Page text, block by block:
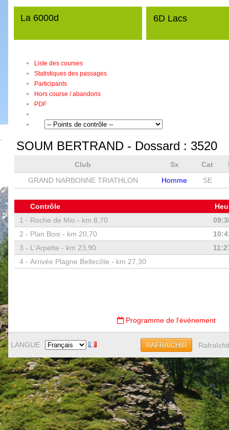
La 6000d 6D Lacs
Liste des courses
Statistiques des passages
Participants
Hors course / abandons
PDF
SOUM BERTRAND- Dossard : 3520
Club Sx Cat
GRAND NARBONNE TRIATHLON
Homme SE
Contrôle
1 - Roche de Mio - km 8,70
2 - Plan Bois - km 20,70
3 - L'Arpette - km 23,90
4 - Arrivée Plagne Bellecôte - km 27,30
Programme de l'évènement
LANGUE RAFRAÎCHIR